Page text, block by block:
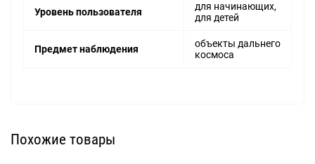
Уровень пользователя
для начинающих,
для детей
Предмет наблюдения
объекты дальнего
космоса
Похожие товары